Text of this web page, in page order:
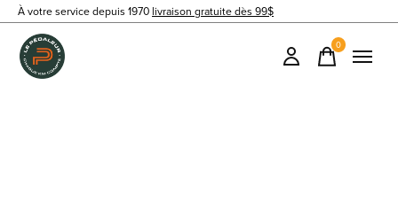
À votre service depuis 1970 livraison gratuite dès 99$
0items